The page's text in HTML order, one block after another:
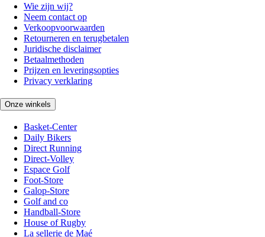
Wie zijn wij?
Neem contact op
Verkoopvoorwaarden
Retourneren en terugbetalen
Juridische disclaimer
Betaalmethoden
Prijzen en leveringsopties
Privacy verklaring
Onze winkels
Basket-Center
Daily Bikers
Direct Running
Direct-Volley
Espace Golf
Foot-Store
Galop-Store
Golf and co
Handball-Store
House of Rugby
La sellerie de Maé